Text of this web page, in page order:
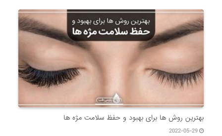
بهترین روش ها برای بهبود و حفظ سلامت مژه ها
2022-05-29